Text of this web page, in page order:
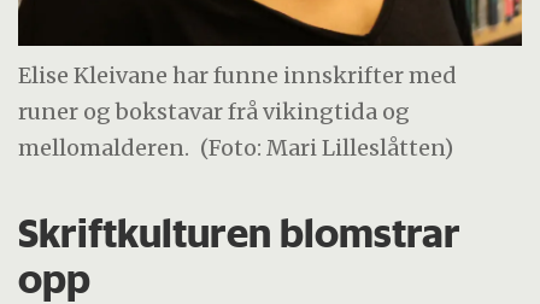
Elise Kleivane har funne innskrifter med
runer og bokstavar frå vikingtida og
mellomalderen. (Foto: Mari Lilleslåtten)
Skriftkulturen blomstrar
opp